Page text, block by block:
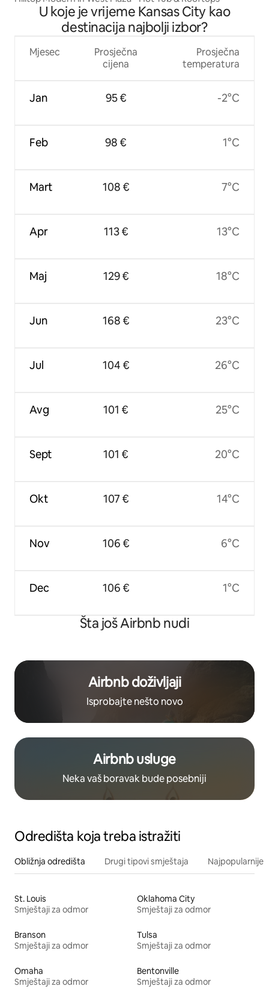
U koje je vrijeme Kansas City kao
destinacija najbolji izbor?
Mjesec
Jan
Feb
Mart
Apr
Maj
Jun
Jul
Avg
Sept
Okt
Nov
Dec
Prosječna
cijena
95 €
98 €
108 €
113 €
129 €
168 €
104 €
101 €
101 €
107 €
106 €
106 €
Prosječna
temperatura
-2°C
1°C
7°C
13°C
18°C
23°C
26°C
25°C
20°C
14°C
6°C
1°C
Šta još Airbnb nudi
Airbnb doživljaji
Isprobajte nešto novo
Airbnb usluge
Neka vaš boravak bude posebniji
Odredišta koja treba istražiti
Obližnja odredišta Drugi tipovi smještaja Najpopularnije
St. Louis
Smještaji za odmor
Oklahoma City
Smještaji za odmor
Branson
Smještaji za odmor
Tulsa
Smještaji za odmor
Omaha
Smještaji za odmor
Bentonville
Smještaji za odmor